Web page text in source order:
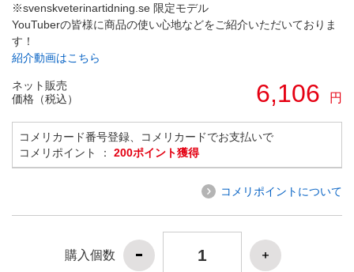
※svenskveterinartidning.se 限定モデル
YouTuberの皆様に商品の使い心地などをご紹介いただいておりま
す！
紹介動画はこちら
ネット販売
価格（税込）
6,106 円
コメリカード番号登録、コメリカードでお支払いで
コメリポイント ： 200ポイント獲得
コメリポイントについて
購入個数